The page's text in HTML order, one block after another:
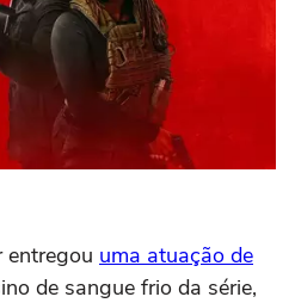
entregou uma atuação de
de sangue frio da série,